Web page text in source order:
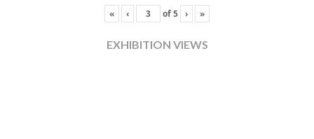
« ‹ of5 › »
EXHIBITION VIEWS